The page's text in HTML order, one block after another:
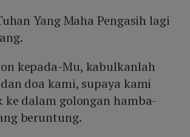
Yang Maha Pengasih lagi
kepada-Mu, kabulkanlah
doa kami, supaya kami
ke dalam golongan hamba-
beruntung.